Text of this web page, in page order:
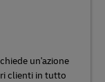
un'azione
clienti in tutto